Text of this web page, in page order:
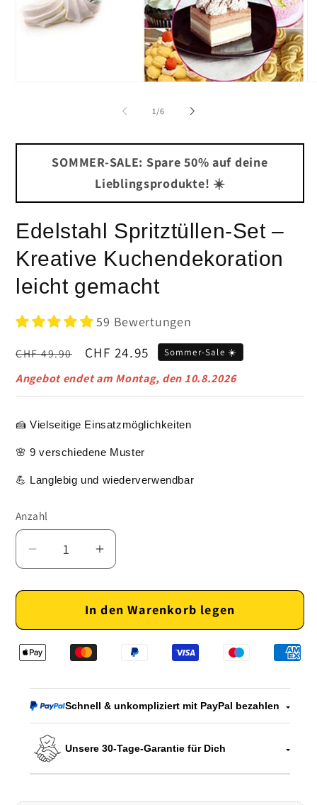
1 /von
6
SOMMER-SALE: Spare 50% auf deine
Lieblingsprodukte! ☀️
Edelstahl Spritztüllen-Set –
Kreative Kuchendekoration
leicht gemacht
59 Bewertungen
Normaler
Preis
CHF 49.90 Verkaufspreis
CHF 24.95 Sommer-Sale ☀️
Angebot endet am Montag, den 10.8.2026
🍰 Vielseitige Einsatzmöglichkeiten
🌸 9 verschiedene Muster
💪 Langlebig und wiederverwendbar
Anzahl
Verringere
die
Menge
Edelstahl
Spritztüllen-
Set
–
Kreative
Kuchendekoration
leicht
gemacht
Erhöhe
die
Menge
für
Edelstahl
Spritztüllen-
–
Kreative
Kuchendekoration
leicht
gemacht
In den Warenkorb legen
Schnell & unkompliziert mit PayPal bezahlen
Unsere 30-Tage-Garantie für Dich